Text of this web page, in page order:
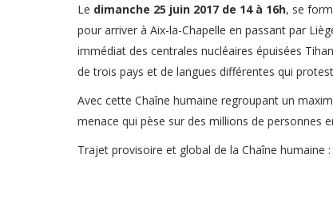
Le dimanche 25 juin 2017 de 14 à 16h, se
pour arriver à Aix-la-Chapelle en passant par
immédiat des centrales nucléaires épuisées
de trois pays et de langues différentes qui
Avec cette Chaîne humaine regroupant un
menace qui pèse sur des millions de personnes
Trajet provisoire et global de la Chaîne humaine :